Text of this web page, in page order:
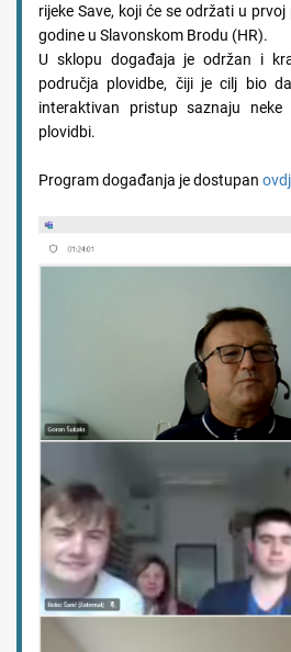
rijeke Save, koji će se održati u
godine u Slavonskom Brodu (HR).
U sklopu događaja je održan i
područja plovidbe, čiji je cilj bio
interaktivan pristup saznaju
plovidbi.
Program događanja je dostupan